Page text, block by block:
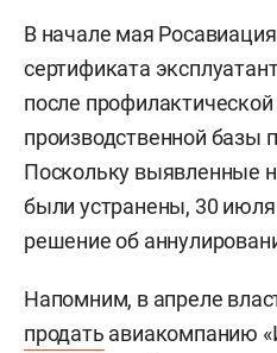
В начале мая
сертификата
после
производственной базы
Поскольку выявленные
были устранены, 30
решение об
Напомним, в апреле
продать авиакомпанию